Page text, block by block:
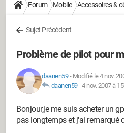
Forum Mobile Accessoires &
Sujet Précédent
Problème de pilot pour
daanen59- Modifié le 4 nov.
daanen59-4 nov. 2007 à
Bonjour,je me suis acheter un
pas longtemps et j'ai remarqué